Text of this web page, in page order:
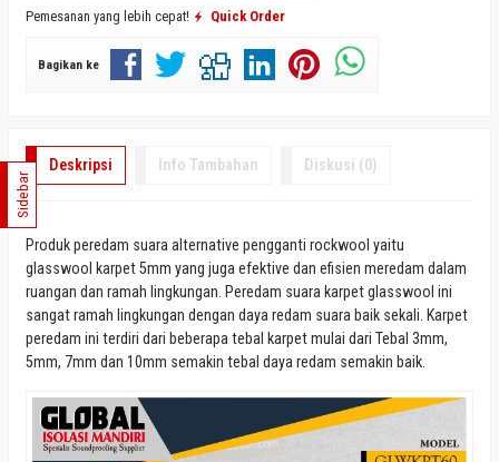
Pemesanan yang lebih cepat! Quick Order
Bagikan ke
Deskripsi Info Tambahan Diskusi (0)
Produk peredam suara alternative pengganti rockwool yaitu
glasswool karpet 5mm yang juga efektive dan efisien meredam dalam
ruangan dan ramah lingkungan. Peredam suara karpet glasswool ini
sangat ramah lingkungan dengan daya redam suara baik sekali. Karpet
peredam ini terdiri dari beberapa tebal karpet mulai dari Tebal 3mm,
5mm, 7mm dan 10mm semakin tebal daya redam semakin baik.
Sidebar